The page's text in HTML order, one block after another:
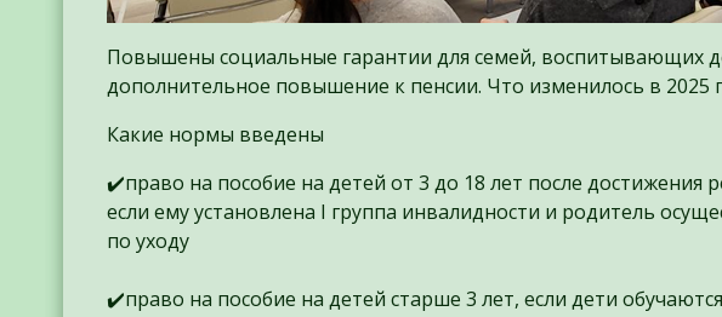
Повышены социальные гарантии для семей, воспитывающих
дополнительное повышение к пенсии. Что изменилось в 2025
Какие нормы введены
✔️право на пособие на детей от 3 до 18 лет после достижения
если ему установлена I группа инвалидности и родитель
по уходу
✔️право на пособие на детей старше 3 лет, если дети обучаются